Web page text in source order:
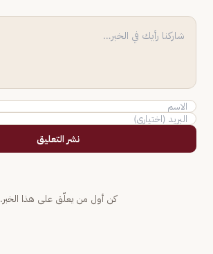
نشر التعليق
كن أول من يعلّق على هذا الخبر.